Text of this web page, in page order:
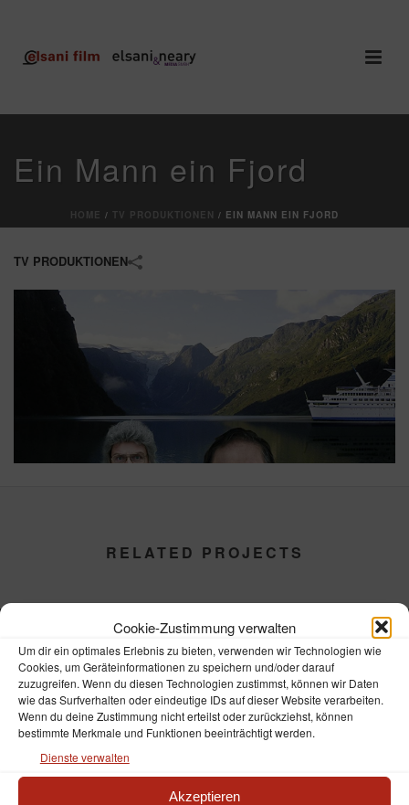
Cookie-Zustimmung verwalten
Um dir ein optimales Erlebnis zu bieten, verwenden wir Technologien wie
Cookies, um Geräteinformationen zu speichern und/oder darauf
zuzugreifen. Wenn du diesen Technologien zustimmst, können wir Daten
wie das Surfverhalten oder eindeutige IDs auf dieser Website verarbeiten.
Wenn du deine Zustimmung nicht erteilst oder zurückziehst, können
bestimmte Merkmale und Funktionen beeinträchtigt werden.
Dienste verwalten
Akzeptieren
Ein Mann ein Fjord
HOME / TV PRODUKTIONEN / EIN MANN EIN FJORD
TV PRODUKTIONEN
RELATED PROJECTS